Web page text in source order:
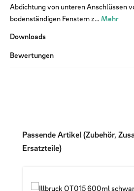
Abdichtung von unteren Anschlüssen
bodenständigen Fenstern z… Mehr
Downloads
Bewertungen
Produktgalerie überspringen
Passende Artikel (Zubehör,
Ersatzteile)